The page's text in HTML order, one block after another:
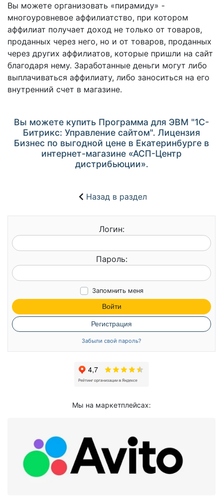
Вы можете организовать «пирамиду» -
многоуровневое аффилиатство, при котором
аффилиат получает доход не только от товаров,
проданных через него, но и от товаров, проданных
через других аффилиатов, которые пришли на сайт
благодаря нему. Заработанные деньги могут либо
выплачиваться аффилиату, либо заноситься на его
внутренний счет в магазине.
Вы можете купить Программа для ЭВМ "1С-
Битрикс: Управление сайтом". Лицензия
Бизнес по выгодной цене в Екатеринбурге в
интернет-магазине «АСП-Центр
дистрибьюции».
Назад в раздел
Логин:
Пароль:
Запомнить меня
Войти
Регистрация
Забыли свой пароль?
Мы на маркетплейсах: